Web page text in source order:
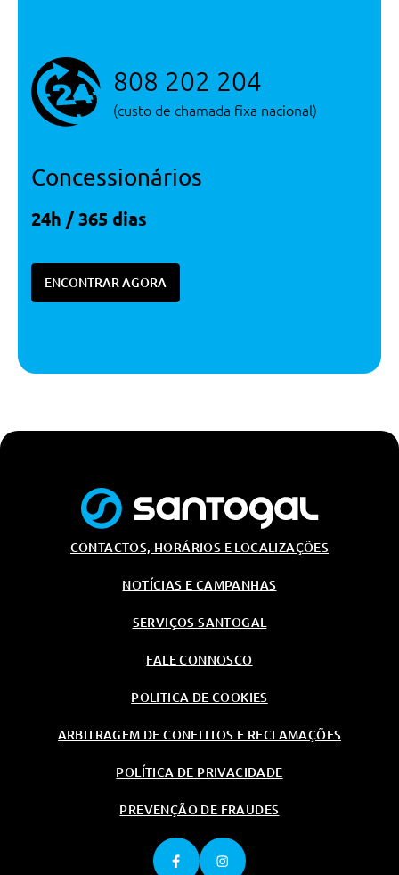
808 202 204
(custo de chamada fixa nacional)
Concessionários
24h / 365 dias
ENCONTRAR AGORA
CONTACTOS, HORÁRIOS E LOCALIZAÇÕES
NOTÍCIAS E CAMPANHAS
SERVIÇOS SANTOGAL
FALE CONNOSCO
POLITICA DE COOKIES
ARBITRAGEM DE CONFLITOS E RECLAMAÇÕES
POLÍTICA DE PRIVACIDADE
PREVENÇÃO DE FRAUDES